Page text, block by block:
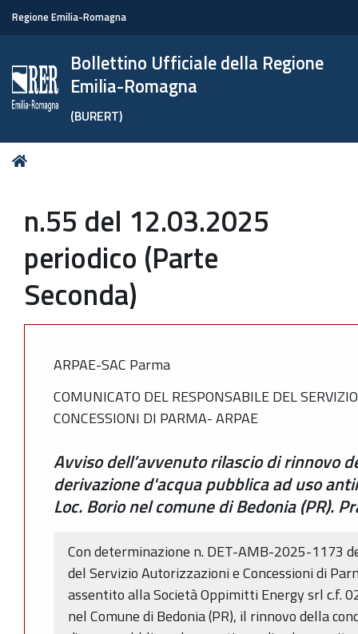
Regione Emilia-Romagna
Bollettino Ufficiale della Regione
Emilia-Romagna
(BURERT)
Tu
n.55 del 12.03.2025
periodico (Parte
Seconda)
ARPAE-SAC Parma
COMUNICATO DEL RESPONSABILE DEL
CONCESSIONI DI PARMA- ARPAE
Avviso dell’avvenuto rilascio di rinnovo
derivazione d'acqua pubblica ad uso
Loc. Borio nel comune di Bedonia (PR).
Con determinazione n. DET-AMB-2025-1173
del Servizio Autorizzazioni e Concessioni di
assentito alla Società Oppimitti Energy srl c.f.
nel Comune di Bedonia (PR), il rinnovo della